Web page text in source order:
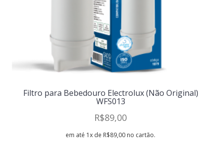
Filtro para Bebedouro Electrolux (Não Original)
WFS013
R$89,00
em até 1x de R$89,00 no cartão.